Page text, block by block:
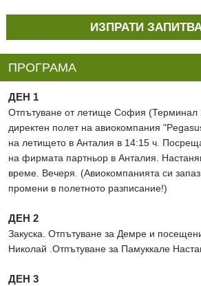
ИЗПРАТИ
ПРОГРАМА
ДЕН 1
Отпътуване от летище София (Терминал
директен полет на авиокомпания
на летището в Анталия в 14:15 ч.
на фирмата партньор в Анталия.
време. Вечеря. (Авиокомпанията си
промени в полетното разписание!)
ДЕН 2
Закуска. Отпътуване за Демре и
Николай .Отпътуване за Памуккале
ДЕН 3